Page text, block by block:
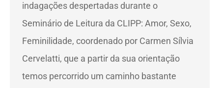
indagações despertadas durante o
Seminário de Leitura da CLIPP: Amor, Sexo,
Feminilidade, coordenado por Carmen Sílvia
Cervelatti, que a partir da sua orientação
temos percorrido um caminho bastante